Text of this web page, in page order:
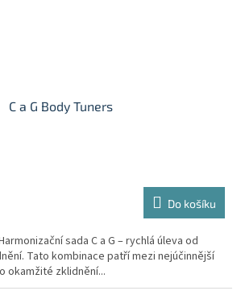
C a G Body Tuners
Do košíku
sada C a G – rychlá úleva od
Tato kombinace patří mezi nejúčinnější
okamžité zklidnění...